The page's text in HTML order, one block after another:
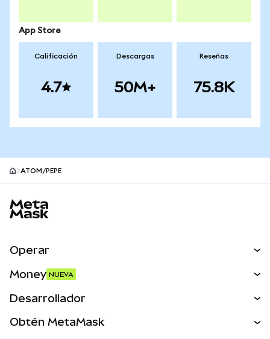
App Store
Calificación
4.7
Descargas
50M+
Reseñas
75.8K
ATOM/PEPE
Operar
Activos del mundo real
Money NUEVA
Desarrollador
Obtén MetaMask